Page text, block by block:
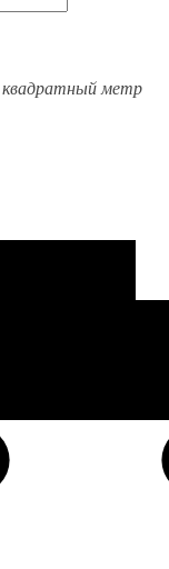
квадратный метр